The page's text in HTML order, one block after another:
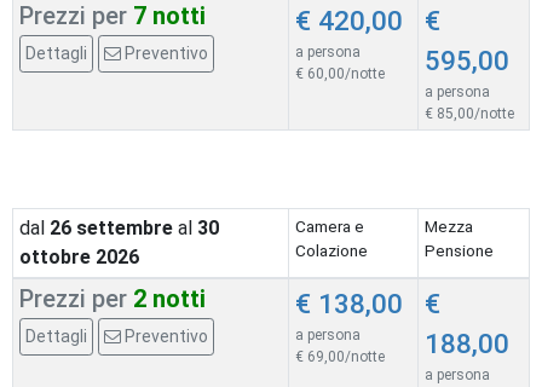
Prezzi per 7 notti
Dettagli Preventivo
€ 420,00
a persona
€ 60,00/notte
€
595,00
a persona
€ 85,00/notte
dal 26settembreal 30
ottobre 2026
Camera e
Colazione
Mezza
Pensione
Prezzi per 2 notti
Dettagli Preventivo
€ 138,00
a persona
€ 69,00/notte
€
188,00
a persona